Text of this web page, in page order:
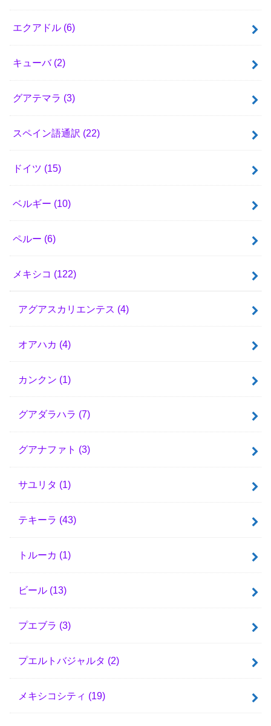
エクアドル (6)
キューバ (2)
グアテマラ (3)
スペイン語通訳 (22)
ドイツ (15)
ベルギー (10)
ペルー (6)
メキシコ (122)
アグアスカリエンテス (4)
オアハカ (4)
カンクン (1)
グアダラハラ (7)
グアナファト (3)
サユリタ (1)
テキーラ (43)
トルーカ (1)
ビール (13)
プエブラ (3)
プエルトバジャルタ (2)
メキシコシティ (19)